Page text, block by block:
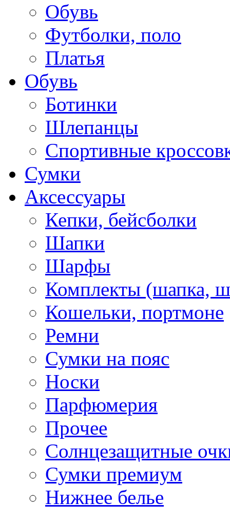
Обувь
Футболки, поло
Платья
Обувь
Ботинки
Шлепанцы
Спортивные
Сумки
Аксессуары
Кепки, бейсболки
Шапки
Шарфы
Комплекты (шапка,
Кошельки, портмоне
Ремни
Сумки на пояс
Носки
Парфюмерия
Прочее
Солнцезащитные
Сумки премиум
Нижнее белье